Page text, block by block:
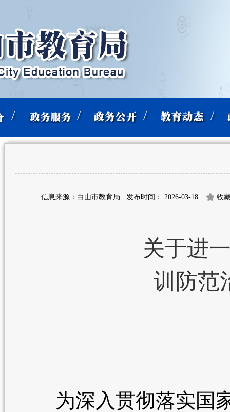
信息来源：白山市教育局 发布时间： 2026-03-18 收
关于进
训防范
为深入贯彻落实国